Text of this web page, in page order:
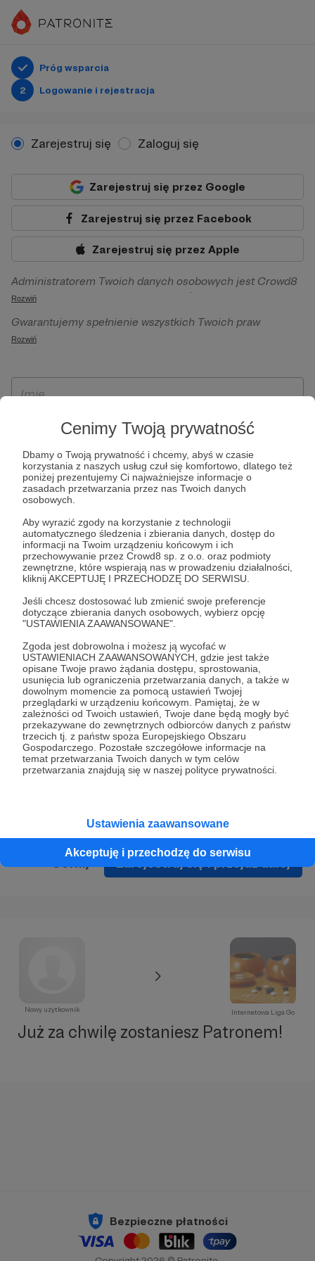
Cenimy Twoją prywatność
Dbamy o Twoją prywatność i chcemy, abyś w czasie
korzystania z naszych usług czuł się komfortowo, dlatego też
poniżej prezentujemy Ci najważniejsze informacje o
zasadach przetwarzania przez nas Twoich danych
osobowych.
Aby wyrazić zgody na korzystanie z technologii
automatycznego śledzenia i zbierania danych, dostęp do
informacji na Twoim urządzeniu końcowym i ich
przechowywanie przez Crowd8 sp. z o.o. oraz podmioty
zewnętrzne, które wspierają nas w prowadzeniu działalności,
kliknij AKCEPTUJĘ I PRZECHODZĘ DO SERWISU.
Jeśli chcesz dostosować lub zmienić swoje preferencje
dotyczące zbierania danych osobowych, wybierz opcję
"USTAWIENIA ZAAWANSOWANE".
Zgoda jest dobrowolna i możesz ją wycofać w
USTAWIENIACH ZAAWANSOWANYCH, gdzie jest także
opisane Twoje prawo żądania dostępu, sprostowania,
usunięcia lub ograniczenia przetwarzania danych, a także w
dowolnym momencie za pomocą ustawień Twojej
przeglądarki w urządzeniu końcowym. Pamiętaj, że w
zależności od Twoich ustawień, Twoje dane będą mogły być
przekazywane do zewnętrznych odbiorców danych z państw
trzecich tj. z państw spoza Europejskiego Obszaru
Gospodarczego. Pozostałe szczegółowe informacje na
temat przetwarzania Twoich danych w tym celów
przetwarzania znajdują się w naszej polityce prywatności.
Ustawienia zaawansowane
Akceptuję i przechodzę do serwisu
Próg wsparcia
2
Logowanie i rejestracja
Zarejestruj się Zaloguj się
Zarejestruj się przez Google
Zarejestruj się przez Facebook
Zarejestruj się przez Apple
Administratorem Twoich danych osobowych jest Crowd8
sp. z o.o. z siedziba w Warszawie, ul. Żwirki i Wigury 16, 02-
092 Warszawa. Twoje dane osobowe będą przetwarzane w
szczególności w celu wykonania umowy zawartej z Tobą, w
Patronite.pl, w tym możliwości dokonywania oraz
otrzymywania wsparcia na naszej platformie oraz
Rozwiń
Gwarantujemy spełnienie wszystkich Twoich praw
wynikających z ogólnego rozporządzenia o ochronie
ich przenoszenia, niepodlegania zautomatyzowanemu
wyrażenia sprzeciwu wobec przetwarzania Twoich danych
osobowych. Rejestracja dla osób niepełnoletnich możliwa
jest po przekazaniu podpisanego formularza "Zgodna na
założenie konta przez osobę niepełnoletnią", formularz
dostępny jest na stronie regulaminu Patronite.pl.
Rozwiń
* Zapoznałem się i akceptujęRegulaminserwisu oraz
* Wyrażam zgodę na przetwarzanie moich danych
osobowych podanych w formularzu rejestracyjnym w celu
prawidłowego świadczenia usług serwisu Patronite.
Wyrażam zgodę na otrzymywanie drogą elektroniczną
informacji handlowych - newslettera. Opcja ta może zostać
zmieniona w ustawieniach konta.
Zarejestruj się i przejdź dalej
Nowy użytkownik Internetowa Liga Go
Już za chwilę zostaniesz Patronem!
Bezpieczne płatności